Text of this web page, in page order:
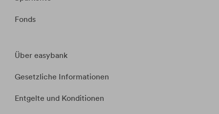
Fonds
Über easybank
Gesetzliche Informationen
Entgelte und Konditionen